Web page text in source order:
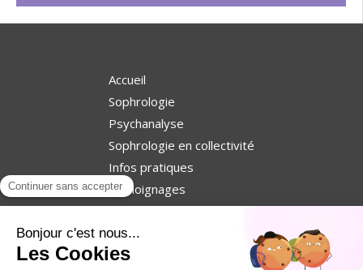
Accueil
Sophrologie
Psychanalyse
Sophrologie en collectivité
Infos pratiques
Témoignages
Contact
©2018 Sylvie Dias - Sophrologue - Psychanalyste